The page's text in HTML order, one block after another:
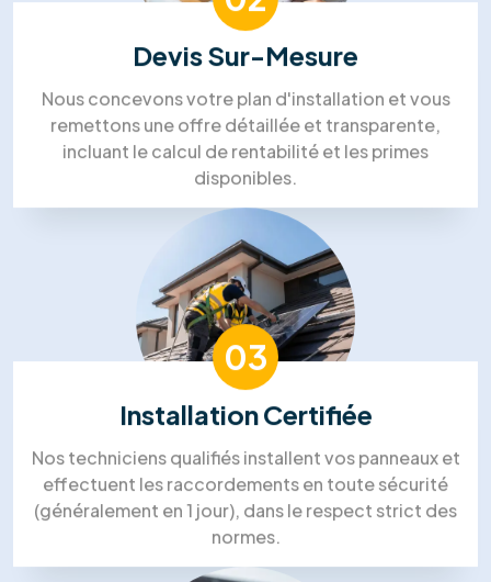
Mohammed Lakehal
Silvia Strutui
Zoe Pelletier
Lin Aung
Notre processus de travail
Processus de travail solaire dans
l'énergie de RM Solutions Group